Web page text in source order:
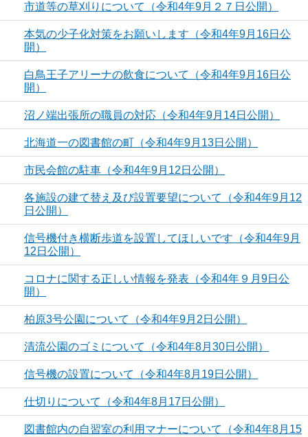
市道等の草刈りについて（令和4年9月２７日公開）
本気の少子化対策をお願いします（令和4年9月16日公
開）
白鳥王子アリーナの飲食について（令和4年9月16日公
開）
沼ノ端出張所の職員の対応（令和4年9月14日公開）
北海道一の図書館の町（令和4年9月13日公開）
市民会館の駐車（令和4年9月12日公開）
各施設の建て替え及び設置要望について（令和4年9月12
日公開）
信号機付き横断歩道を設置してほしいです（令和4年9月
12日公開）
コロナに関する正しい情報を発表（令和4年９月9日公
開）
柏原3号公園について（令和4年9月2日公開）
清流公園のゴミについて（令和4年8月30日公開）
信号機の設置について（令和4年8月19日公開）
仕切りについて（令和4年8月17日公開）
図書館内の自習室の利用マナーについて（令和4年8月15